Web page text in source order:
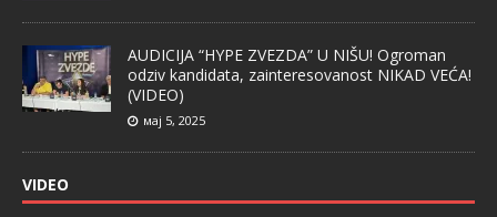
AUDICIJA “HYPE ZVEZDA” U NIŠU! Ogroman
odziv kandidata, zainteresovanost NIKAD VEĆA!
(VIDEO)
мај 5, 2025
VIDEO